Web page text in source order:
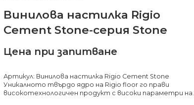
Винилова настилка Rigio
Cement Stone-серия Stone
Цена при запитване
Артикул: Винилова настилка Rigio Cement Stone
Уникалното твърдо ядро на Rigio floor го прави
високотехнологичен продукт с високи параметри на...